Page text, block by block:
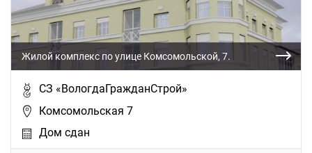
Жилой комплекс по улице Комсомольской, 7.
СЗ «ВологдаГражданСтрой»
Комсомольская 7
Дом сдан